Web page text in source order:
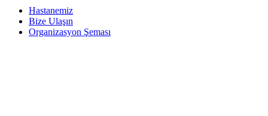
Hastanemiz
Bize Ulaşın
Organizasyon Şeması